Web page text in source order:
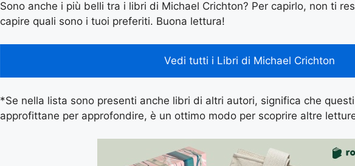
Sono anche i più belli tra i libri di Michael Crichton? Per capirlo, non ti
capire quali sono i tuoi preferiti. Buona lettura!
Vedi tutti i Libri di Michael Crichton
*Se nella lista sono presenti anche libri di altri autori, significa che
approfittane per approfondire, è un ottimo modo per scoprire altre